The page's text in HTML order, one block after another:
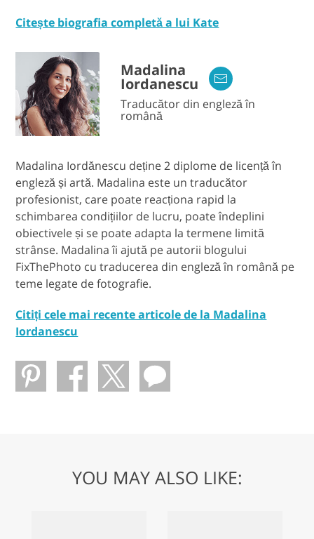
Citește biografia completă a lui Kate
Madalina
Iordanescu
Traducător din engleză în
română
Madalina Iordănescu deține 2 diplome de licență în
engleză și artă. Madalina este un traducător
profesionist, care poate reacționa rapid la
schimbarea condițiilor de lucru, poate îndeplini
obiectivele și se poate adapta la termene limită
strânse. Madalina îi ajută pe autorii blogului
FixThePhoto cu traducerea din engleză în română pe
teme legate de fotografie.
Citiți cele mai recente articole de la Madalina
Iordanescu
YOU MAY ALSO LIKE: